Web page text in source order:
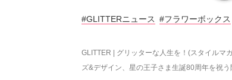
#GLITTERニュース #フラワーボックス
GLITTER | グリッターな人生を！(スタイルマ
ズ&デザイン、星の王子さま生誕80周年を祝